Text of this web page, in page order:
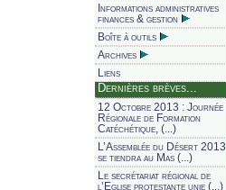
Informations administratives
finances & gestion
Boîte à outils
Archives
Liens
Dernières brèves...
12 Octobre 2013 : Journée
Régionale de Formation
Catéchétique, (...)
L’Assemblée du Désert 2013
se tiendra au Mas (...)
Le secrétariat régional de
l’Eglise protestante unie (...)